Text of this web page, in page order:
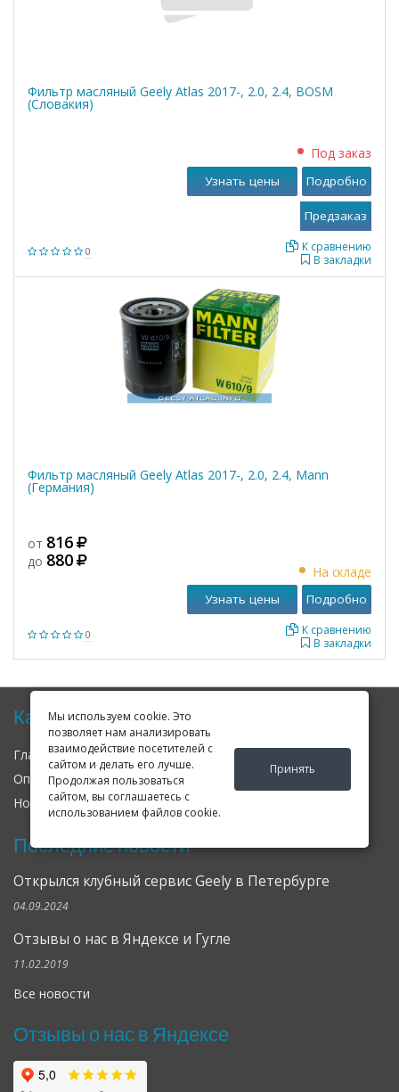
Мы используем cookie. Это
позволяет нам анализировать
взаимодействие посетителей с
сайтом и делать его лучше.
Продолжая пользоваться
сайтом, вы соглашаетесь с
использованием файлов cookie.
Принять
Фильтр масляный Geely Atlas 2017-, 2.0, 2.4, BOSM
(Словакия)
0
Под заказ
В закладки
К сравнению
Узнать цены Подробно
Фильтр масляный Geely Atlas 2017-, 2.0, 2.4, Mann
(Германия)
0
от 816
до 880
На складе
В закладки
К сравнению
Узнать цены Подробно
Карта сайта
Главная О нас
Оплата
Доставка
Гарантия
Новости
Оферта
Последние новости
Открылся клубный сервис Geely в Петербурге
04.09.2024
Отзывы о нас в Яндексе и Гугле
11.02.2019
Все новости
Отзывы о нас в Яндексе